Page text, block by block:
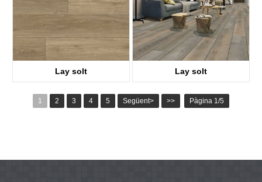
Lay solt Lay solt
1 2 3 4 5 Següent> >> Pàgina 1/5